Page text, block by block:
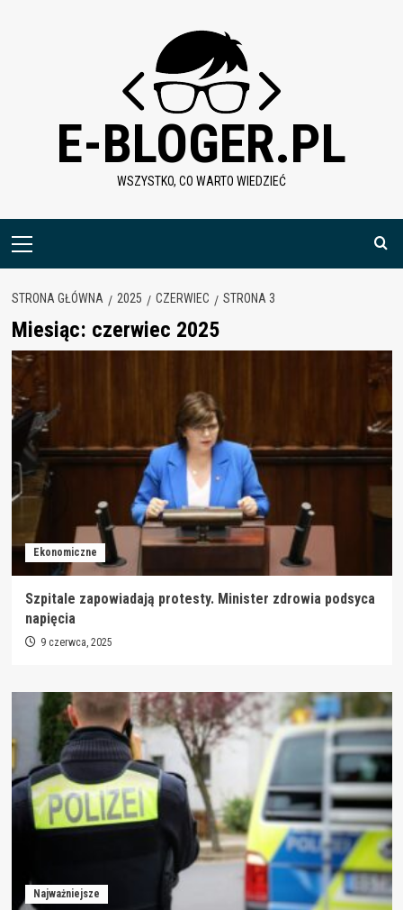
E-BLOGER.PL
WSZYSTKO, CO WARTO WIEDZIEĆ
Menu
STRONA GŁÓWNA 2025 CZERWIEC STRONA 3
Miesiąc: czerwiec 2025
Ekonomiczne
Szpitale zapowiadają protesty. Minister zdrowia podsyca
napięcia
9 czerwca, 2025
Najważniejsze